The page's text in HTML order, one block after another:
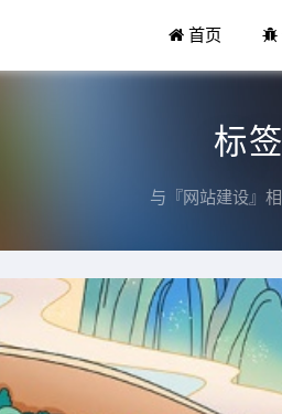
首页
标签
与『网站建设』